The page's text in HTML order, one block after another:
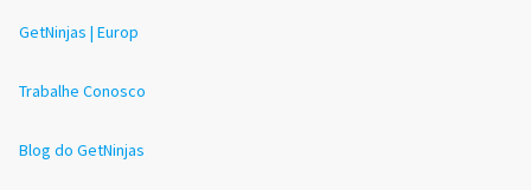
GetNinjas | Europ
Trabalhe Conosco
Blog do GetNinjas